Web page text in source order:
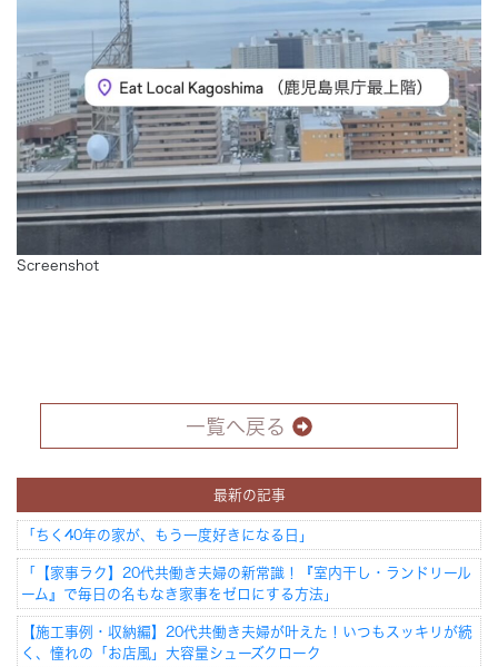
Screenshot
一覧へ戻る
最新の記事
「ちく40年の家が、もう一度好きになる日」
「【家事ラク】20代共働き夫婦の新常識！『室内干し・ランドリール
ーム』で毎日の名もなき家事をゼロにする方法」
【施工事例・収納編】20代共働き夫婦が叶えた！いつもスッキリが続
く、憧れの「お店風」大容量シューズクローク